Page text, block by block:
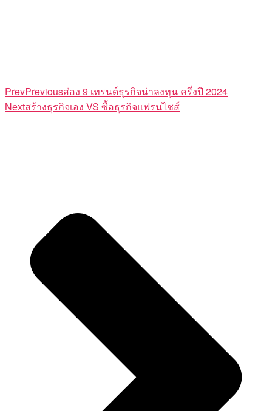
PrevPreviousส่อง 9 เทรนด์ธุรกิจน่าลงทุน ครึ่งปี 2024
Nextสร้างธุรกิจเอง VS ซื้อธุรกิจแฟรนไชส์